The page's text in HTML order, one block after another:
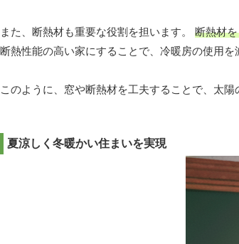
また、断熱材も重要な役割を担います。 断熱材
断熱性能の高い家にすることで、冷暖房の使用を
このように、窓や断熱材を工夫することで、太
夏涼しく冬暖かい住まいを実現